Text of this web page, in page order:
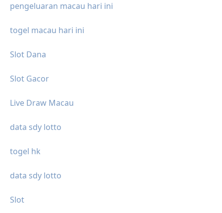
pengeluaran macau hari ini
togel macau hari ini
Slot Dana
Slot Gacor
Live Draw Macau
data sdy lotto
togel hk
data sdy lotto
Slot